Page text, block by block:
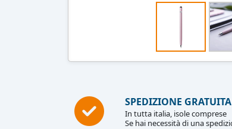
SPEDIZIONE GRATUITA
In tutta italia, isole comprese
Se hai necessità di una